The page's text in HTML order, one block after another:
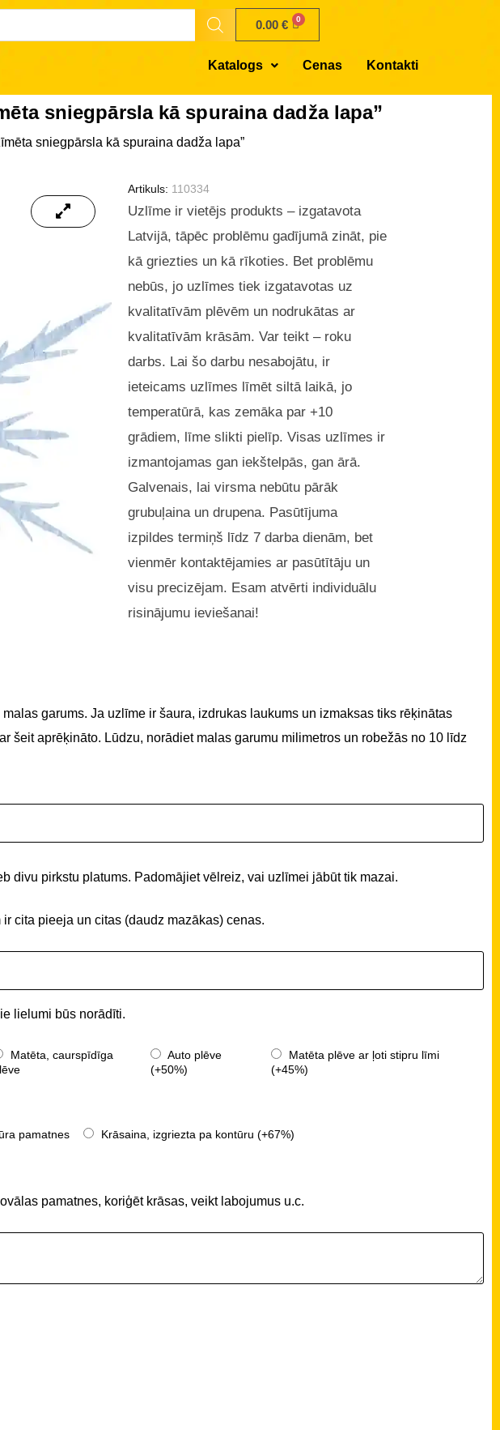
0.00€
Katalogs Cenas Kontakti
sniegpārsla kā spuraina dadža lapa”
sniegpārsla kā spuraina dadža lapa”
Artikuls: 110334
Uzlīme ir vietējs produkts – izgatavota
Latvijā, tāpēc problēmu gadījumā zināt, pie
kā griezties un kā rīkoties. Bet problēmu
nebūs, jo uzlīmes tiek izgatavotas uz
kvalitatīvām plēvēm un nodrukātas ar
kvalitatīvām krāsām. Var teikt – roku
darbs. Lai šo darbu nesabojātu, ir
ieteicams uzlīmes līmēt siltā laikā, jo
temperatūrā, kas zemāka par +10
grādiem, līme slikti pielīp. Visas uzlīmes ir
izmantojamas gan iekštelpās, gan ārā.
Galvenais, lai virsma nebūtu pārāk
grubuļaina un drupena. Pasūtījuma
izpildes termiņš līdz 7 darba dienām, bet
vienmēr kontaktējamies ar pasūtītāju un
visu precizējam. Esam atvērti individuālu
risinājumu ieviešanai!
garums. Ja uzlīme ir šaura, izdrukas laukums un izmaksas tiks rēķinātas
šeit aprēķināto. Lūdzu, norādiet malas garumu milimetros un robežās no 10 līdz
divu pirkstu platums. Padomājiet vēlreiz, vai uzlīmei jābūt tik mazai.
cita pieeja un citas (daudz mazākas) cenas.
lielumi būs norādīti.
Matēta, caurspīdīga
Auto plēve
(+50%)
Matēta plēve ar ļoti stipru līmi
(+45%)
pamatnes Krāsaina, izgriezta pa kontūru (+67%)
pamatnes, koriģēt krāsas, veikt labojumus u.c.